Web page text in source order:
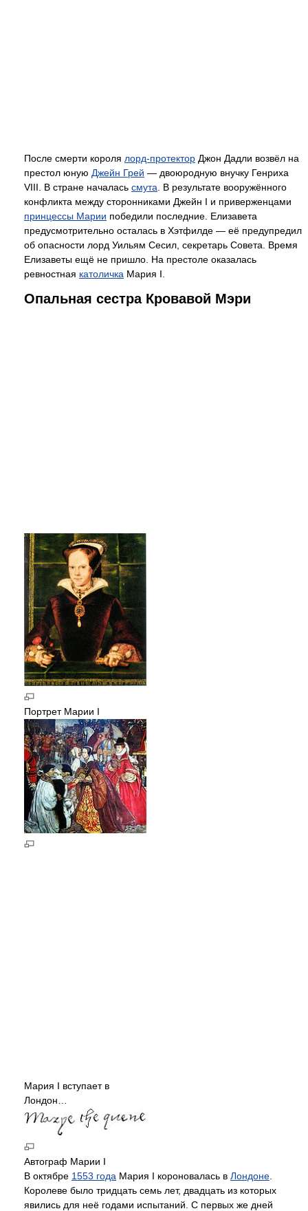
После смерти короля лорд-протектор Джон Дадли возвёл на
престол юную Джейн Грей — двоюродную внучку Генриха
VIII. В стране началась смута . В результате вооружённого
конфликта между сторонниками Джейн I и приверженцами
принцессы Марии победили последние. Елизавета
предусмотрительно осталась в Хэтфилде — её предупредил
об опасности лорд Уильям Сесил, секретарь Совета. Время
Елизаветы ещё не пришло. На престоле оказалась
ревностная католичка Мария I.
Опальная сестра Кровавой Мэри
Портрет Марии I
Мария I вступает в
Лондон…
Автограф Марии I
В октябре 1553 года Мария I короновалась в Лондоне
Королеве было тридцать семь лет, двадцать из которых
явились для неё годами испытаний. С первых же дней